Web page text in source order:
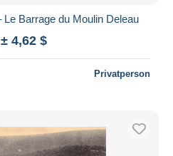
Barrage du Moulin Deleau
± 4,62 $
Privatperson